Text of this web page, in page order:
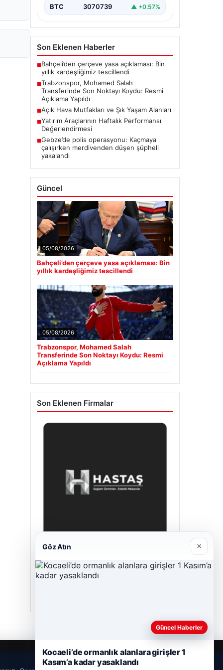
BTC 3070739 ▲ +0.57%
Son Eklenen Haberler
■Bahçeli’den çerçeve yasa açıklaması: Bin
yıllık kardeşliğimiz tescillendi
■Trabzonspor, Mohamed Salah
Transferinde Son Noktayı Koydu: Resmi
Açıklama Yapıldı
■Açık Hava Mutfakları ve Şık Yaşam Alanları
■Yatırım Araçlarının Haftalık Performansı
Değerlendirmesi
■Gebze’de polis operasyonu: Kaçmaya
çalışırken merdivenden düşen şüpheli
yakalandı
Güncel
05/08/2026
Bahçeli’den çerçeve yasa açıklaması: Bin
yıllık kardeşliğimiz tescillendi
05/08/2026
Trabzonspor, Mohamed Salah
Transferinde Son Noktayı Koydu: Resmi
Açıklama Yapıldı
Son Eklenen Firmalar
Hastaş Beton
26/05/2026
Göz Atın ×
Güncel Haberler
Kocaeli’de ormanlık alanlara girişler 1
Kasım’a kadar yasaklandı